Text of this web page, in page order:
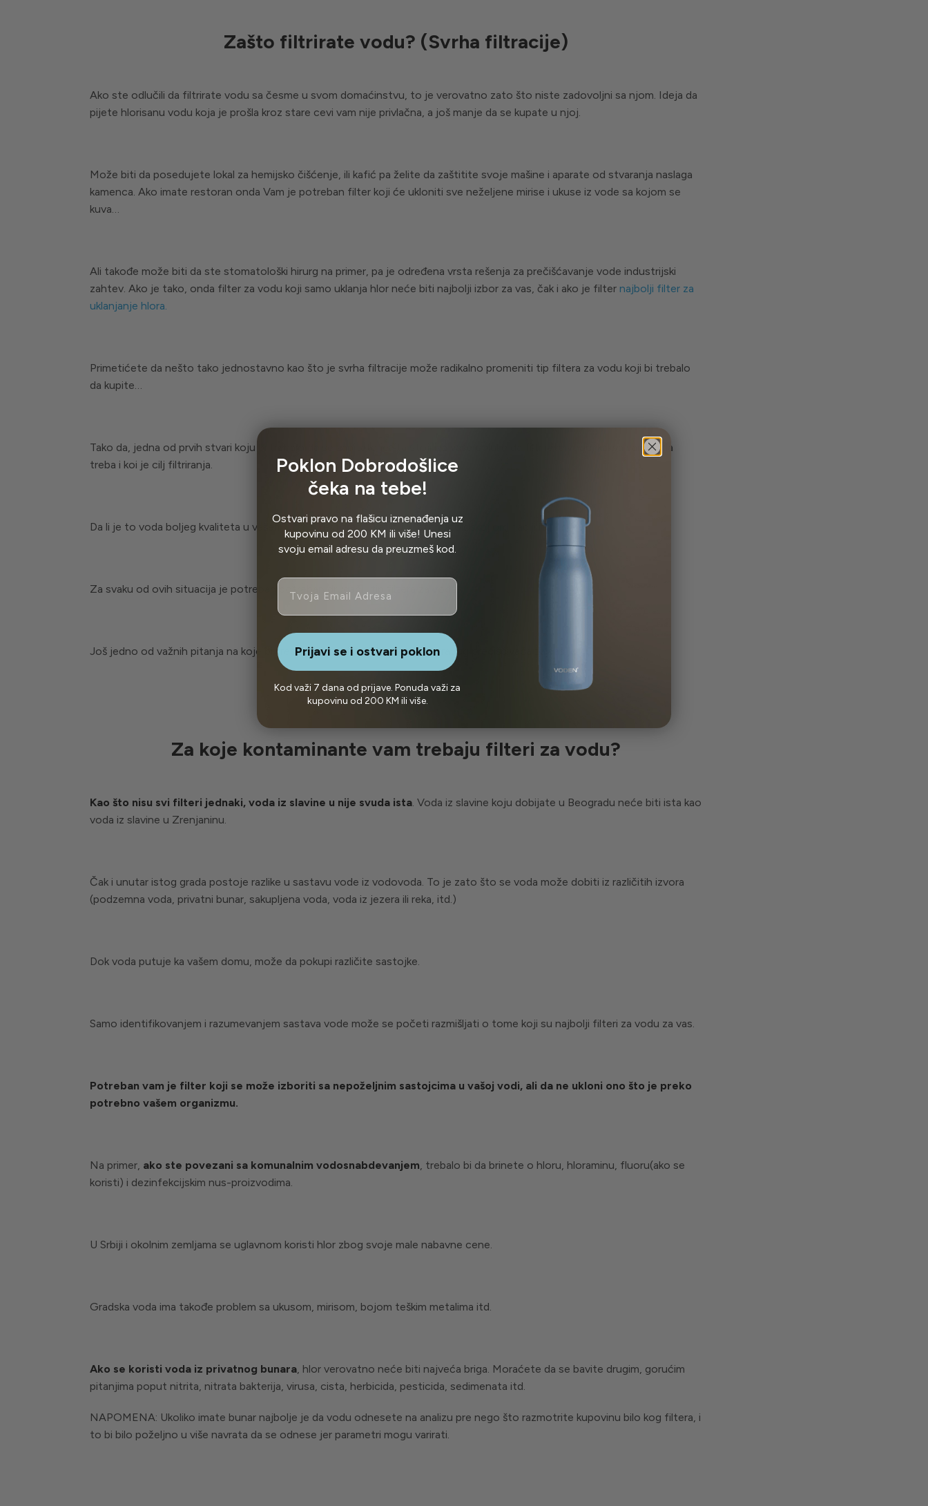
Zašto filtrirate vodu? (Svrha filtracije)
Ako ste odlučili da filtrirate vodu sa česme u svom domaćinstvu, to je verovatno zato što niste zadovoljni sa njom. Ideja da
pijete hlorisanu vodu koja je prošla kroz stare cevi vam nije privlačna, a još manje da se kupate u njoj.
Može biti da posedujete lokal za hemijsko čišćenje, ili kafić pa želite da zaštitite svoje mašine i aparate od stvaranja naslaga
kamenca. Ako imate restoran onda Vam je potreban filter koji će ukloniti sve neželjene mirise i ukuse iz vode sa kojom se
kuva…
Ali takođe može biti da ste stomatološki hirurg na primer, pa je određena vrsta rešenja za prečišćavanje vode industrijski
zahtev. Ako je tako, onda filter za vodu koji samo uklanja hlor neće biti najbolji izbor za vas, čak i ako je filter najbolji filter za
uklanjanje hlora.
Primetićete da nešto tako jednostavno kao što je svrha filtracije može radikalno promeniti tip filtera za vodu koji bi trebalo
da kupite…
Tako da, jedna od prvih stvari koju bi trebalo da se zapitate je šta stoji iza vaše odluke da filtrirate vodu, kakva vam voda
treba i koi je cilj filtriranja.
Da li je to voda boljeg kvaliteta u vašem domu, restoranu, kafiću, ili stomatološkoj ordinaciji itd.?
Za svaku od ovih situacija je potreban potreban drugačiji tip filtera za vodu.
Još jedno od važnih pitanja na koje bi trebalo obratiti pažnju pri izboru pravog prečišćivača za vas je:
Za koje kontaminante vam trebaju filteri za vodu?
Kao što nisu svi filteri jednaki, voda iz slavine u nije svuda ista. Voda iz slavine koju dobijate u Beogradu neće biti ista kao
voda iz slavine u Zrenjaninu.
Čak i unutar istog grada postoje razlike u sastavu vode iz vodovoda. To je zato što se voda može dobiti iz različitih izvora
(podzemna voda, privatni bunar, sakupljena voda, voda iz jezera ili reka, itd.)
Dok voda putuje ka vašem domu, može da pokupi različite sastojke.
Samo identifikovanjem i razumevanjem sastava vode može se početi razmišljati o tome koji su najbolji filteri za vodu za vas.
Potreban vam je filter koji se može izboriti sa nepoželjnim sastojcima u vašoj vodi, ali da ne ukloni ono što je preko
potrebno vašem organizmu.
Na primer, ako ste povezani sa komunalnim vodosnabdevanjem, trebalo bi da brinete o hloru, hloraminu, fluoru(ako se
koristi) i dezinfekcijskim nus-proizvodima.
U Srbiji i okolnim zemljama se uglavnom koristi hlor zbog svoje male nabavne cene.
Gradska voda ima takođe problem sa ukusom, mirisom, bojom teškim metalima itd.
Ako se koristi voda iz privatnog bunara, hlor verovatno neće biti najveća briga. Moraćete da se bavite drugim, gorućim
pitanjima poput nitrita, nitrata bakterija, virusa, cista, herbicida, pesticida, sedimenata itd.
NAPOMENA: Ukoliko imate bunar najbolje je da vodu odnesete na analizu pre nego što razmotrite kupovinu bilo kog filtera, i
to bi bilo poželjno u više navrata da se odnese jer parametri mogu varirati.
Poklon Dobrodošlice
čeka na tebe!
Ostvari pravo na flašicu iznenađenja uz
kupovinu od 200 KM ili više! Unesi
svoju email adresu da preuzmeš kod.
Email
Prijavi se i ostvari poklon
Kod važi 7 dana od prijave. Ponuda važi za
kupovinu od 200 KM ili više.